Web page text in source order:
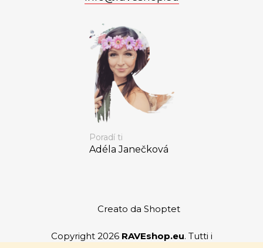
Poradí ti
Adéla Janečková
Creato da Shoptet
Copyright 2026 RAVEshop.eu. Tutti i